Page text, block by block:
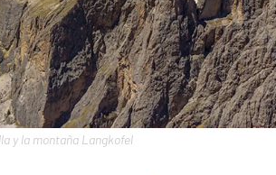
y la montaña Langkofel